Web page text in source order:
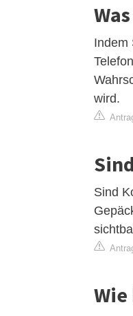
Indem
wird.
Sind